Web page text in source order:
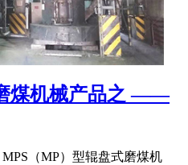
煤机械产品之 ——
（MP）型辊盘式磨煤机